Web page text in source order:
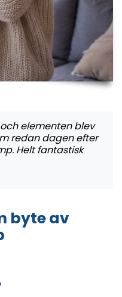
elementen blev
redan dagen efter
Helt fantastisk
byte av